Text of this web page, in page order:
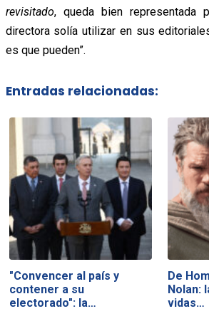
revisitado, queda bien representada
directora solía utilizar en sus
es que pueden”.
Entradas relacionadas:
"Convencer al país y
contener a su
electorado": la…
De
Nolan:
vidas…